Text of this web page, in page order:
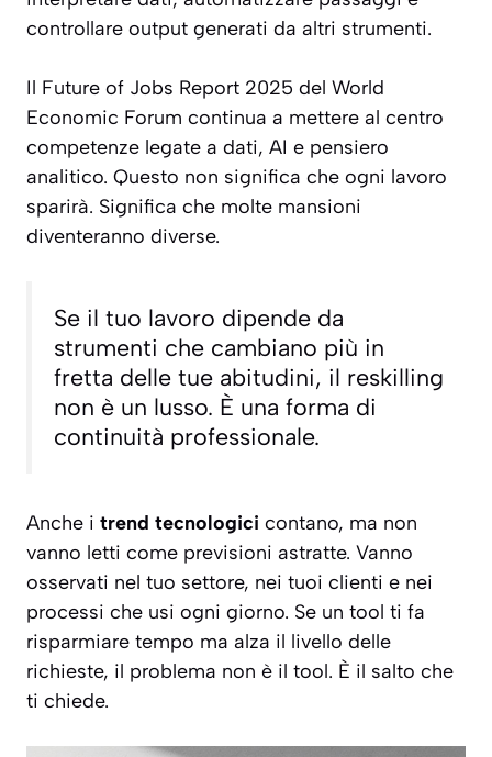
controllare output generati da altri strumenti.
Il Future of Jobs Report 2025 del World
Economic Forum continua a mettere al centro
competenze legate a dati, AI e pensiero
analitico. Questo non significa che ogni lavoro
sparirà. Significa che molte mansioni
diventeranno diverse.
Se il tuo lavoro dipende da
strumenti che cambiano più in
fretta delle tue abitudini, il reskilling
non è un lusso. È una forma di
continuità professionale.
Anche i trend tecnologici contano, ma non
vanno letti come previsioni astratte. Vanno
osservati nel tuo settore, nei tuoi clienti e nei
processi che usi ogni giorno. Se un tool ti fa
risparmiare tempo ma alza il livello delle
richieste, il problema non è il tool. È il salto che
ti chiede.